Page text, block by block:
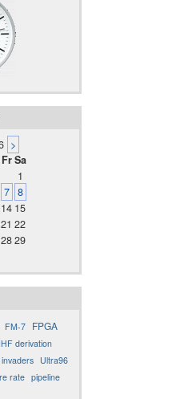
>
FrSa
1
7 8
14 15
21 22
2829
FM-7 FPGA
derivation
Ultra96
rate pipeline